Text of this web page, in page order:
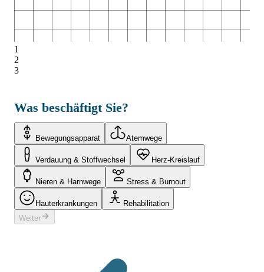
1
2
3
Was beschäftigt Sie?
Bewegungsapparat Atemwege
Verdauung & Stoffwechsel Herz-Kreislauf
Nieren & Harnwege Stress & Burnout
Hauterkrankungen
Rehabilitation
Weiter